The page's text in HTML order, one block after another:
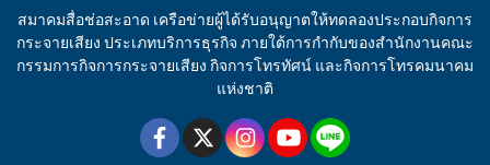
สมาคมสื่อช่อสะอาด เครือข่ายผู้ได้รับอนุญาตให้ทดลองประกอบกิจการ
กระจายเสียง ประเภทบริการธุรกิจ ภายใต้การกำกับของสำนักงานคณะ
กรรมการกิจการกระจายเสียง กิจการโทรทัศน์ และกิจการโทรคมนาคม
แห่งชาติ